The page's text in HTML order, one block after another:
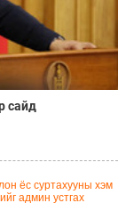
сайд
ёс суртахууны хэм
админ устгах